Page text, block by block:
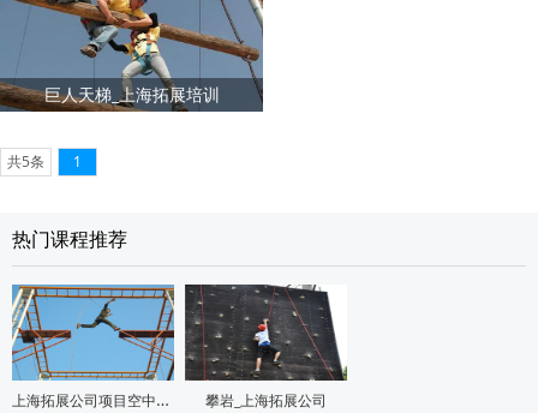
巨人天梯_上海拓展培训
共5条 1
热门课程推荐
上海拓展公司项目空中断桥 攀岩_上海拓展公司